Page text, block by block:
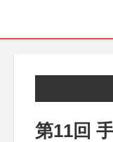
第11回